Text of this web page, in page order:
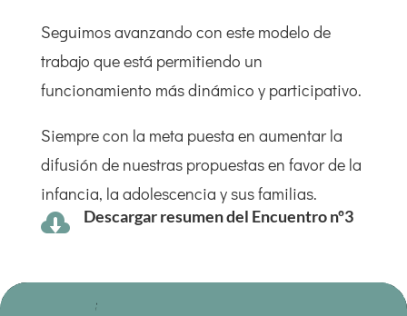
Seguimos avanzando con este modelo de
trabajo que está permitiendo un
funcionamiento más dinámico y participativo.
Siempre con la meta puesta en aumentar la
difusión de nuestras propuestas en favor de la
infancia, la adolescencia y sus familias.
 Descargar resumen del Encuentro nº3